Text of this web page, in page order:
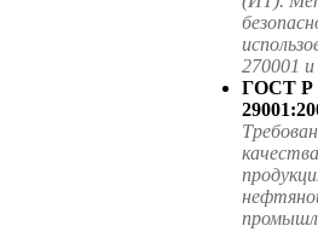
270001
ГОСТ